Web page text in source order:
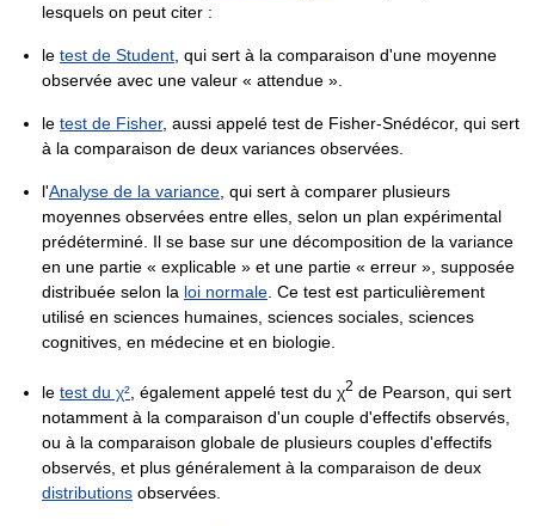
lesquels on peut citer :
le test de Student , qui sert à la comparaison d'une moyenne
observée avec une valeur « attendue ».
le test de Fisher, aussi appelé test de Fisher-Snédécor, qui sert
à la comparaison de deux variances observées.
l'Analyse de la variance , qui sert à comparer plusieurs
moyennes observées entre elles, selon un plan expérimental
prédéterminé. Il se base sur une décomposition de la variance
en une partie « explicable » et une partie « erreur », supposée
distribuée selon la loi normale . Ce test est particulièrement
utilisé en sciences humaines, sciences sociales, sciences
cognitives, en médecine et en biologie.
le test du χ² , également appelé test du χ2 de Pearson, qui sert
notamment à la comparaison d'un couple d'effectifs observés,
ou à la comparaison globale de plusieurs couples d'effectifs
observés, et plus généralement à la comparaison de deux
distributions observées.